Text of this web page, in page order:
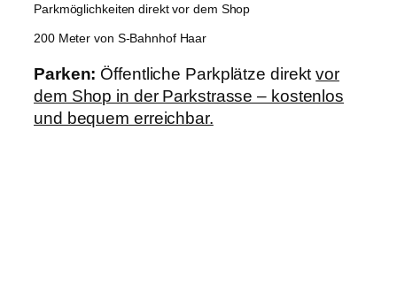
Parkmöglichkeiten direkt vor dem Shop
200 Meter von S-Bahnhof Haar
Parken: Öffentliche Parkplätze direktvor
dem Shop in der Parkstrasse – kostenlos
und bequem erreichbar.